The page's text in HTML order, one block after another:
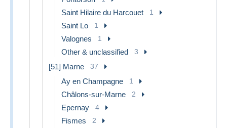
Saint Hilaire du Harcouet 1
Saint Lo 1
Valognes 1
Other & unclassified 3
[51] Marne 37
Ay en Champagne 1
Châlons-sur-Marne 2
Epernay 4
Fismes 2